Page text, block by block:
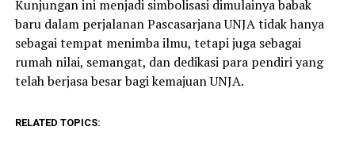
Kunjungan ini menjadi simbolisasi dimulainya babak
baru dalam perjalanan Pascasarjana UNJA tidak hanya
sebagai tempat menimba ilmu, tetapi juga sebagai
rumah nilai, semangat, dan dedikasi para pendiri yang
telah berjasa besar bagi kemajuan UNJA.
RELATED TOPICS: